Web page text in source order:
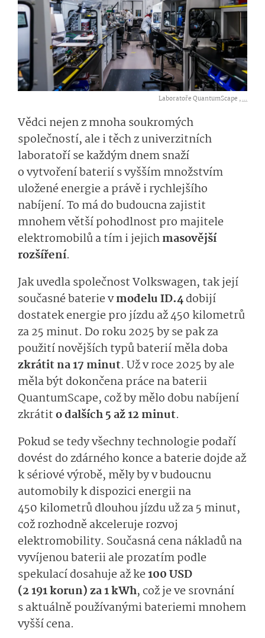
Laboratoře QuantumScape ,...
Vědci nejen z mnoha soukromých
společností, ale i těch z univerzitních
laboratoří se každým dnem snaží
o vytvoření baterií s vyšším množstvím
uložené energie a právě i rychlejšího
nabíjení. To má do budoucna zajistit
mnohem větší pohodlnost pro majitele
elektromobilů a tím i jejichmasovější
rozšíření.
Jak uvedla společnost Volkswagen, tak její
současné baterie vmodelu ID.4dobijí
dostatek energie pro jízdu až 450 kilometrů
za 25 minut. Do roku 2025 by se pak za
použití novějších typů baterií měla doba
zkrátit na 17 minut. Už v roce 2025 by ale
měla být dokončena práce na baterii
QuantumScape, což by mělo dobu nabíjení
zkrátito dalších 5 až 12 minut.
Pokud se tedy všechny technologie podaří
dovést do zdárného konce a baterie dojde až
k sériové výrobě, měly by v budoucnu
automobily k dispozici energii na
450 kilometrů dlouhou jízdu už za 5 minut,
což rozhodně akceleruje rozvoj
elektromobility. Současná cena nákladů na
vyvíjenou baterii ale prozatím podle
spekulací dosahuje až ke100 USD
(2 191 korun) za 1 kWh, což je ve srovnání
s aktuálně používanými bateriemi mnohem
vyšší cena.